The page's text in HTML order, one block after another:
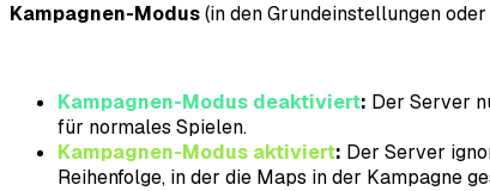
Kampagnen-Modus(in den Grundeinstellungen
Kampagnen-Modus deaktiviert: Der Server
für normales Spielen.
Kampagnen-Modus aktiviert: Der Server
Reihenfolge, in der die Maps in der Kampagne